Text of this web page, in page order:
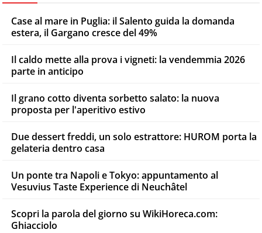
Case al mare in Puglia: il Salento guida la domanda
estera, il Gargano cresce del 49%
Il caldo mette alla prova i vigneti: la vendemmia 2026
parte in anticipo
Il grano cotto diventa sorbetto salato: la nuova
proposta per l'aperitivo estivo
Due dessert freddi, un solo estrattore: HUROM porta la
gelateria dentro casa
Un ponte tra Napoli e Tokyo: appuntamento al
Vesuvius Taste Experience di Neuchâtel
Scopri la parola del giorno su WikiHoreca.com:
Ghiacciolo